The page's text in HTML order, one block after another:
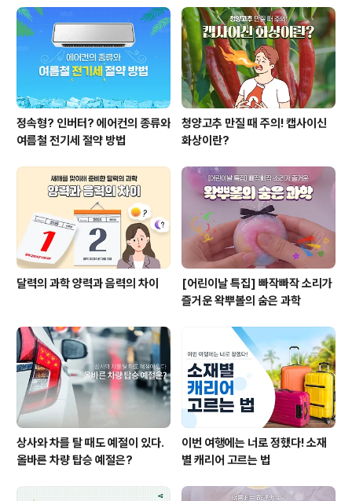
래서 바쁘다는 말은 하면 할수록 아마추어 이미지가 강해
지고 무능해 보입니다. 변명이나 핑계도 되지 않는다는 거
죠. 그래서 동료들에게 특히 거절할 때는 바쁘다는 이유를
대지 않는 걸 원칙으로 하세요. ..
정속형? 인버터? 에어컨의 종류와
여름철 전기세 절약 방법
청양고추 만질 때 주의! 캡사이신
화상이란?
달력의 과학 양력과 음력의 차이
[어린이날 특집] 빠작빠작 소리가
즐거운 왁뿌볼의 숨은 과학
상사와 차를 탈 때도 예절이 있다.
올바른 차량 탑승 예절은?
이번 여행에는 너로 정했다! 소재
별 캐리어 고르는 법